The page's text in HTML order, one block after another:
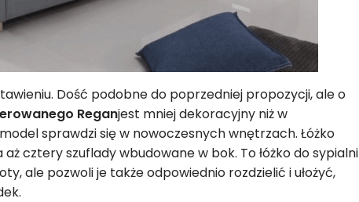
Dość podobne do poprzedniej propozycji, ale o
Reganjest mniej dekoracyjny niż w
sprawdzi się w nowoczesnych wnętrzach. Łóżko
cztery szuflady wbudowane w bok. To łóżko do sypialni
ale pozwoli je także odpowiednio rozdzielić i ułożyć,